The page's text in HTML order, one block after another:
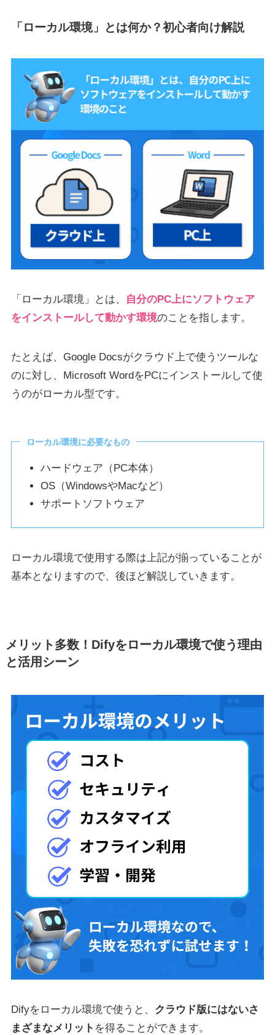
「ローカル環境」とは何か？初心者向け解説
「ローカル環境」とは、
自分のPC上にソフトウェア
をインストールして動かす環境のことを指します。
たとえば、Google Docsがクラウド上で使うツールな
のに対し、Microsoft WordをPCにインストールして使
うのがローカル型です。
ローカル環境に必要なもの
ハードウェア（PC本体）
OS（WindowsやMacなど）
サポートソフトウェア
ローカル環境で使用する際は上記が揃っていることが
基本となりますので、後ほど解説していきます。
メリット多数！Difyをローカル環境で使う理由
と活用シーン
Difyをローカル環境で使うと、 クラウド版にはないさ
まざまなメリット を得ることができます。